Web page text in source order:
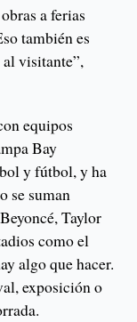
a ferias
también es
visitante”,
equipos
Bay
y fútbol, y ha
se suman
Taylor
como el
algo que hacer.
exposición o